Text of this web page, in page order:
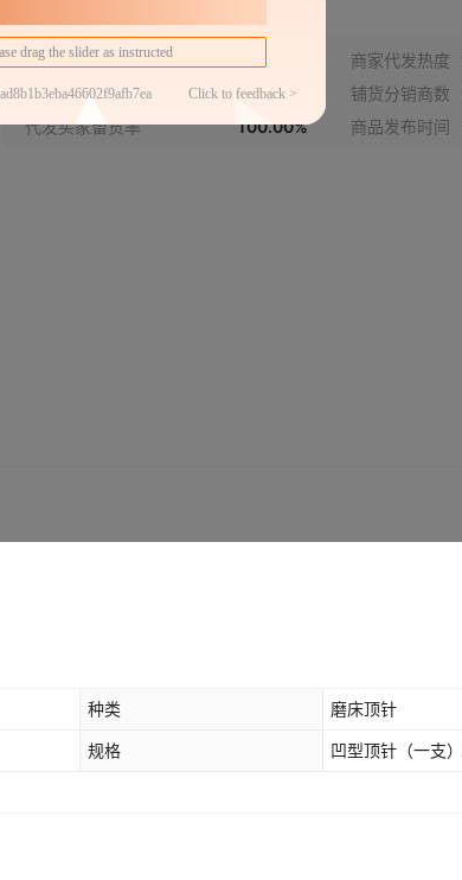
纺织设备和器材代发商家榜 商家代发热度
近7天代发数量
100以内 铺货分销商数
代发买家留货率
100.00% 商品发布时间
种类 磨床顶针
规格 凹型顶针（一支